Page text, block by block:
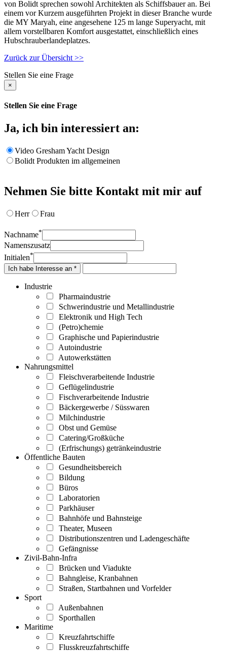
von Bolidt sprechen sowohl Architekten als Schiffsbauer an. Bei
einem vor Kurzem ausgeführten Projekt in dieser Branche wurde
die MY Maryah, eine angesehene 125 m lange Superyacht, mit
allem vorstellbaren Komfort ausgestattet, einschließlich eines
Hubschrauberlandeplatzes.
Zurück zur Übersicht >>
Stellen Sie eine Frage
×
Stellen Sie eine Frage
Ja, ich bin interessiert an:
Video Gresham Yacht Design
Bolidt Produkten im allgemeinen
Nehmen Sie bitte Kontakt mit mir auf
Herr Frau
Nachname*
Namenszusatz
Initialen*
Ich habe Interesse an *
Industrie
Pharmaindustrie
Schwerindustrie und Metallindustrie
Elektronik und High Tech
(Petro)chemie
Graphische und Papierindustrie
Autoindustrie
Autowerkstätten
Nahrungsmittel
Fleischverarbeitende Industrie
Geflügelindustrie
Fischverarbeitende Industrie
Bäckergewerbe / Süsswaren
Milchindustrie
Obst und Gemüse
Catering/Großküche
(Erfrischungs) getränkeindustrie
Öffentliche Bauten
Gesundheitsbereich
Bildung
Büros
Laboratorien
Parkhäuser
Bahnhöfe und Bahnsteige
Theater, Museen
Distributionszentren und Ladengeschäfte
Gefängnisse
Zivil-Bahn-Infra
Brücken und Viadukte
Bahngleise, Kranbahnen
Straßen, Startbahnen und Vorfelder
Sport
Außenbahnen
Sporthallen
Maritime
Kreuzfahrtschiffe
Flusskreuzfahrtschiffe